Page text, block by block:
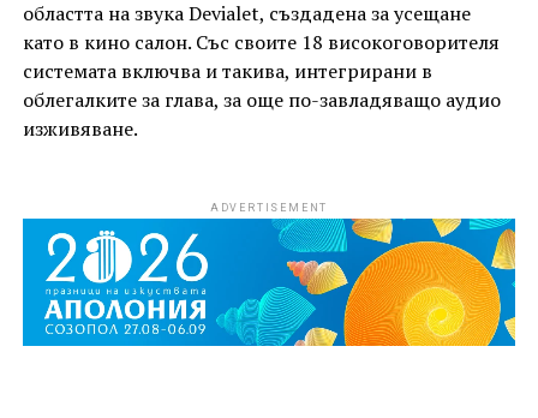
областта на звука Devialet, създадена за усещане
като в кино салон. Със своите 18 високоговорителя
системата включва и такива, интегрирани в
облегалките за глава, за още по-завладяващо аудио
изживяване.
ADVERTISEMENT